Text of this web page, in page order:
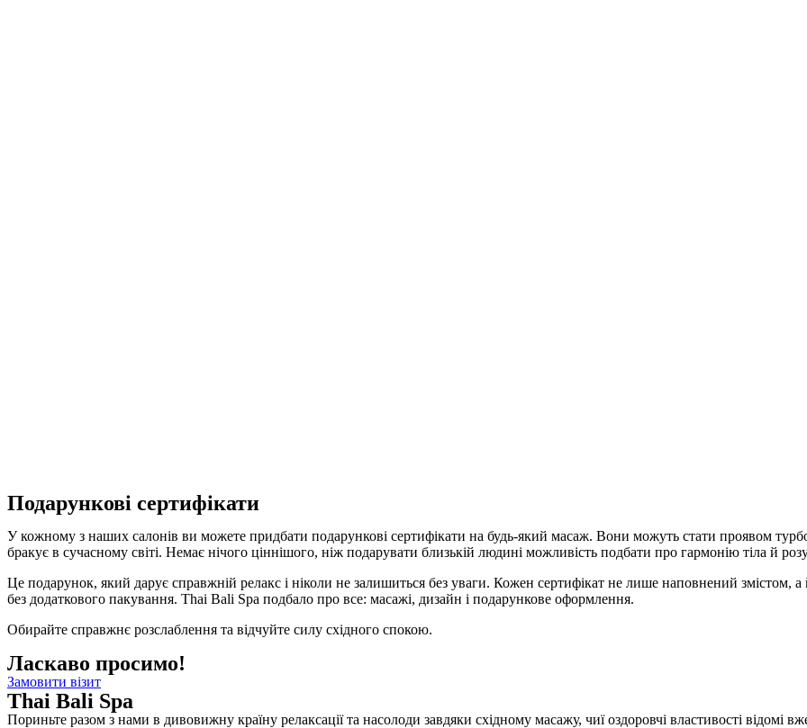
Подарункові сертифікати
У кожному з наших салонів ви можете придбати подарункові сертифікати на будь-який масаж. Вони можуть стати проявом
бракує в сучасному світі. Немає нічого ціннішого, ніж подарувати близькій людині можливість подбати про гармонію тіла й
Це подарунок, який дарує справжній релакс і ніколи не залишиться без уваги. Кожен сертифікат не лише наповнений
без додаткового пакування. Thai Bali Spa подбало про все: масажі, дизайн і подарункове оформлення.
Обирайте справжнє розслаблення та відчуйте силу східного спокою.
Ласкаво просимо!
Замовити візит
Thai Bali Spa
Пориньте разом з нами в дивовижну країну релаксації та насолоди завдяки східному масажу, чиї оздоровчі властивості відомі